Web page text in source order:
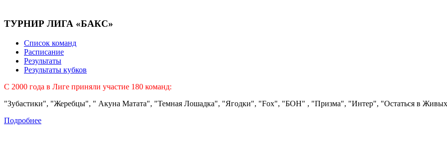
ТУРНИР ЛИГА «БАКС»
Список команд
Расписание
Результаты
Результаты кубков
C 2000 года в Лиге приняли участие 180 команд:
"Зубастики", "Жеребцы", " Акуна Матата", "Темная Лошадка", "Ягодки", "Fох", "БОН" , "Призма", "Интер", "Остаться в
Подробнее